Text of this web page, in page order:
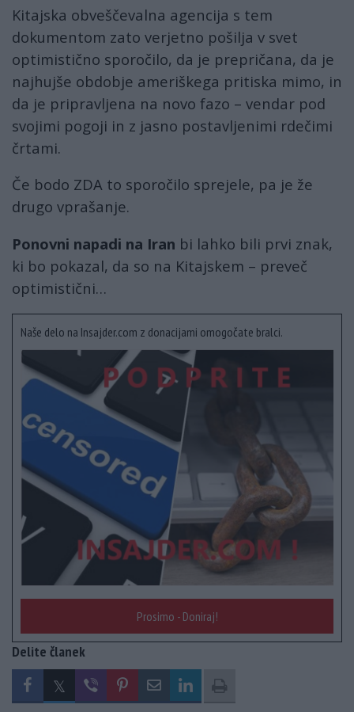
Kitajska obveščevalna agencija s tem
dokumentom zato verjetno pošilja v svet
optimistično sporočilo, da je prepričana, da je
najhujše obdobje ameriškega pritiska mimo, in
da je pripravljena na novo fazo – vendar pod
svojimi pogoji in z jasno postavljenimi rdečimi
črtami.
Če bodo ZDA to sporočilo sprejele, pa je že
drugo vprašanje.
Ponovni napadi na Iran bi lahko bili prvi znak,
ki bo pokazal, da so na Kitajskem – preveč
optimistični…
Naše delo na Insajder.com z donacijami omogočate bralci.
Prosimo - Doniraj!
Delite članek